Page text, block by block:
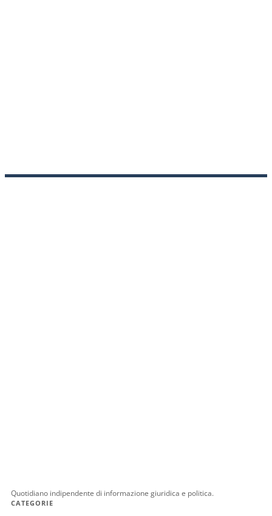
Quotidiano indipendente di informazione giuridica e politica.
CATEGORIE